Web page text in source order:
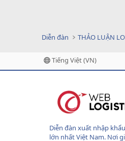
Diễn đàn THẢO LUẬN
Tiếng Việt (VN)
Diễn đàn xuất nhập
lớn nhất Việt Nam. Nơi